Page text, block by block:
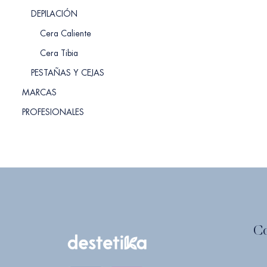
DEPILACIÓN
Cera Caliente
Cera Tibia
PESTAÑAS Y CEJAS
MARCAS
PROFESIONALES